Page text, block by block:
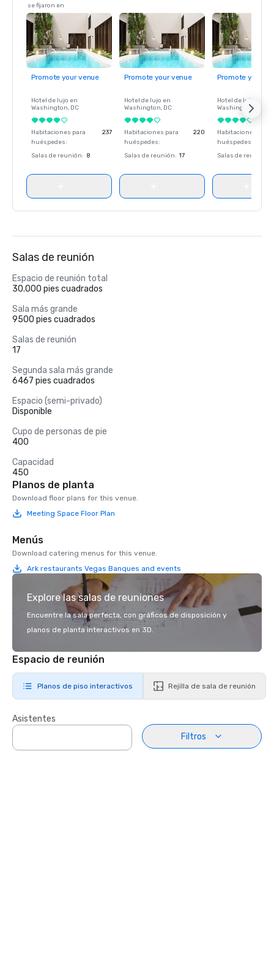
se fijaron en
Promote your venue
Hotel de lujo en
Washington, DC
Habitaciones para
huéspedes:
237
Salas de reunión: 8
Promote your venue
Hotel de lujo en
Washington, DC
Habitaciones para
huéspedes:
220
Salas de reunión: 17
Promote your
Hotel de lujo en
Washington
Habitaciones para
huéspedes
Salas de reunión
Salas de reunión
Espacio de reunión total
30.000 pies cuadrados
Sala más grande
9500 pies cuadrados
Salas de reunión
17
Segunda sala más grande
6467 pies cuadrados
Espacio (semi-privado)
Disponible
Cupo de personas de pie
400
Capacidad
450
Planos de planta
Download floor plans for this venue.
Meeting Space Floor Plan
Menús
Download catering menus for this venue.
Ark restaurants Vegas Banques and events
Explore las salas de reuniones
Encuentre la sala perfecta, con gráficos de disposición y
planos de planta interactivos en 3D.
Espacio de reunión
Planos de piso interactivos Rejilla de sala de reunión
Asistentes
Filtros